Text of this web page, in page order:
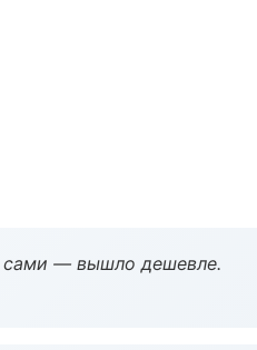
сами — вышло дешевле.